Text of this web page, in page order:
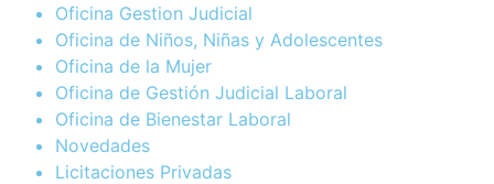
Oficina Gestion Judicial
Oficina de Niños, Niñas y Adolescentes
Oficina de la Mujer
Oficina de Gestión Judicial Laboral
Oficina de Bienestar Laboral
Novedades
Licitaciones Privadas